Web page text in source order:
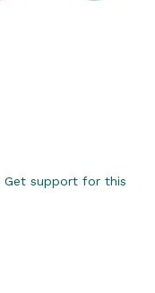
Get support for this